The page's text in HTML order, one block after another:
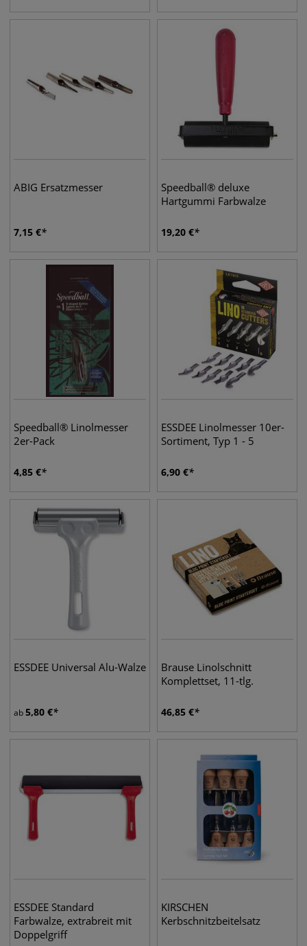
ABIG Ersatzmesser
7,15 €
Speedball® deluxe
Hartgummi Farbwalze
19,20 €
Speedball® Linolmesser
2er-Pack
4,85 €
ESSDEE Linolmesser 10er-
Sortiment, Typ 1 - 5
6,90 €
ESSDEE Universal Alu-Walze
ab5,80 €
Brause Linolschnitt
Komplettset, 11-tlg.
46,85 €
ESSDEE Standard
Farbwalze, extrabreit mit
Doppelgriff
KIRSCHEN
Kerbschnitzbeitelsatz